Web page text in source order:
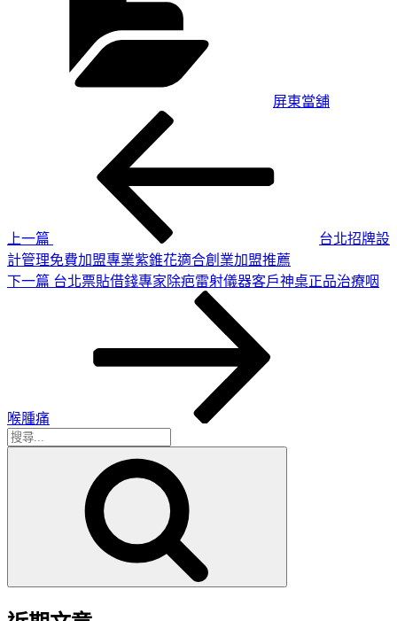
屏東當舖
上一篇
台北招牌設
計管理免費加盟專業紫錐花適合創業加盟推薦
下
下一篇 台北票貼借錢專家除疤雷射儀器客戶神桌正品治療咽
喉腫痛
搜